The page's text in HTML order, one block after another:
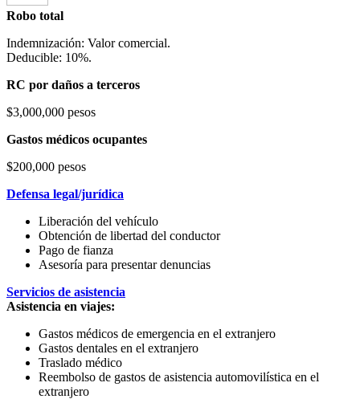
Robo total
Indemnización: Valor comercial.
Deducible: 10%.
RC por daños a terceros
$3,000,000 pesos
Gastos médicos ocupantes
$200,000 pesos
Defensa legal/jurídica
Liberación del vehículo
Obtención de libertad del conductor
Pago de fianza
Asesoría para presentar denuncias
Servicios de asistencia
Asistencia en viajes:
Gastos médicos de emergencia en el extranjero
Gastos dentales en el extranjero
Traslado médico
Reembolso de gastos de asistencia automovilística en el
extranjero